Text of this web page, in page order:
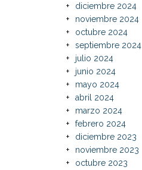
diciembre 2024
noviembre 2024
octubre 2024
septiembre 2024
julio 2024
junio 2024
mayo 2024
abril 2024
marzo 2024
febrero 2024
diciembre 2023
noviembre 2023
octubre 2023